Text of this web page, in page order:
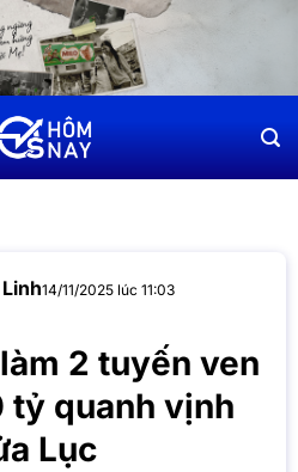
14/11/2025 lúc 11:03
2 tuyến ven
tỷ quanh vịnh
Lục